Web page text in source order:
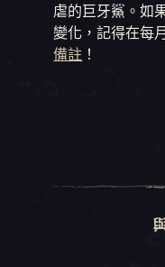
虐的巨牙鯊。如
變化，記得在每
備註 ！